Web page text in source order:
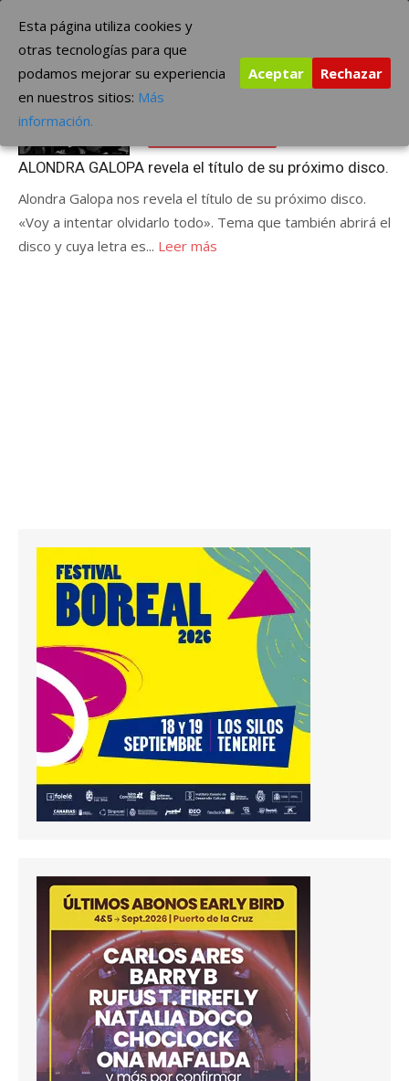
contenido
The Borderline Music
Etiqueta:el título de su
ALONDRA GALOPA revela el título de su próximo disco.
Alondra Galopa nos revela el título de su próximo disco.
«Voy a intentar olvidarlo todo». Tema que también abrirá el
disco y cuya letra es... Leer más
Esta página utiliza cookies y
otras tecnologías para que
podamos mejorar su experiencia
en nuestros sitios: Más
información.
Aceptar Rechazar